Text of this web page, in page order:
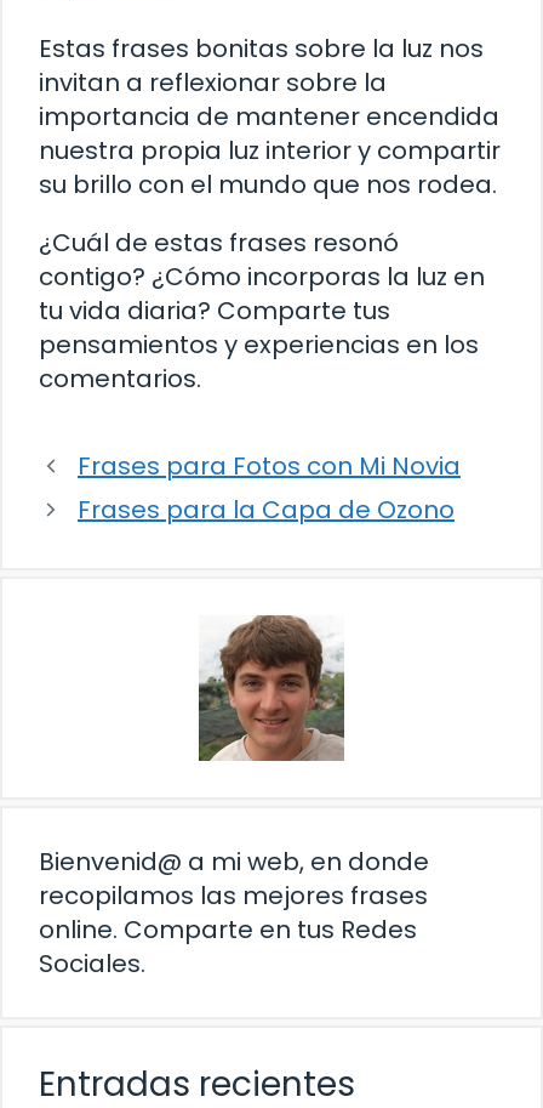
Estas frases bonitas sobre la luz nos
invitan a reflexionar sobre la
importancia de mantener encendida
nuestra propia luz interior y compartir
su brillo con el mundo que nos rodea.
¿Cuál de estas frases resonó
contigo? ¿Cómo incorporas la luz en
tu vida diaria? Comparte tus
pensamientos y experiencias en los
comentarios.
Frases para Fotos con Mi Novia
Frases para la Capa de Ozono
Bienvenid@ a mi web, en donde
recopilamos las mejores frases
online. Comparte en tus Redes
Sociales.
Entradas recientes